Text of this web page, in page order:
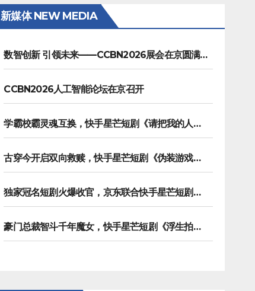
新媒体 NEW MEDIA
数智创新 引领未来——CCBN2026展会在京圆满闭幕
CCBN2026人工智能论坛在京召开
学霸校霸灵魂互换，快手星芒短剧《请把我的人设立住》笑泪齐飞
古穿今开启双向救赎，快手星芒短剧《伪装游戏》诠释热血青春友谊
独家冠名短剧火爆收官，京东联合快手星芒短剧打造双11营销范本
豪门总裁智斗千年魔女，快手星芒短剧《浮生拍卖行》奇幻元素拉满